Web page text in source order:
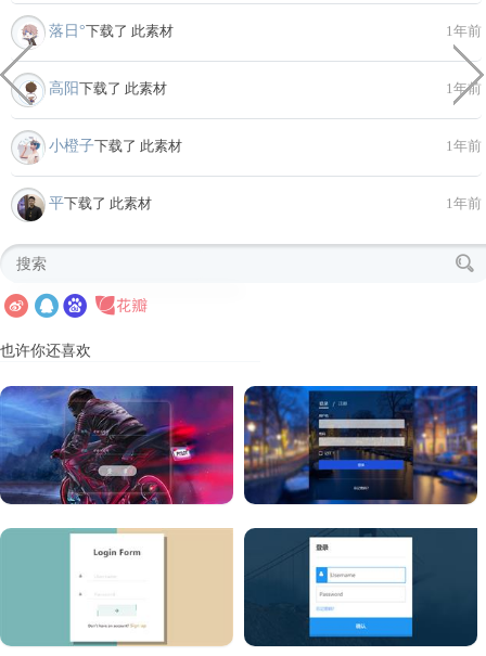
落日°下载了 此素材 1年前
高阳下载了 此素材 1年前
小橙子下载了 此素材 1年前
平下载了 此素材 1年前
也许你还喜欢